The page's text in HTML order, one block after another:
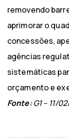
removendo
aprimorar o
concessões,
agências
sistemáticas
orçamento e
Fonte:G1 – 11/